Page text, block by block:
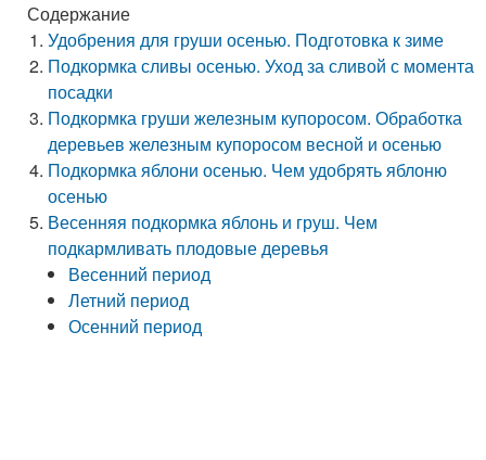
Содержание
Удобрения для груши осенью. Подготовка к зиме
Подкормка сливы осенью. Уход за сливой с момента
посадки
Подкормка груши железным купоросом. Обработка
деревьев железным купоросом весной и осенью
Подкормка яблони осенью. Чем удобрять яблоню
осенью
Весенняя подкормка яблонь и груш. Чем
подкармливать плодовые деревья
Весенний период
Летний период
Осенний период